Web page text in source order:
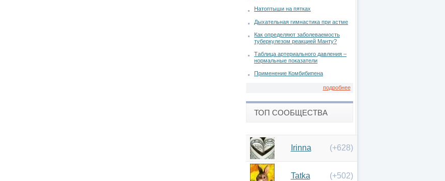
Натоптыши на пятках
Дыхательная гимнастика при астме
Как определяют заболеваемость
туберкулезом реакцией Манту?
Таблица артериального давления –
нормальные показатели
Применение Комбибипена
подробнее
ТОП СООБЩЕСТВА
Irinna (+628)
Tatka (+502)